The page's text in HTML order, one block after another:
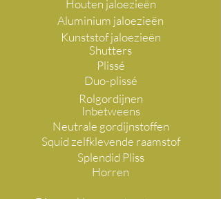
Shutters
Plissé
Duo-plissé
Inbetweens
Neutrale gordijnstoffen
Squid zelfklevende raamstof
Horren
Houten jaloezieën
Aluminium jaloezieën
Kunststof jaloezieën
Rolgordijnen
Splendid Pliss